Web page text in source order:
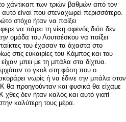
χάντικαπ των τριών βαθμών από τον
είναι που στεναχωρεί περισσότερο.
στόχο ήταν να παίξει
να πάρει τη νίκη αφενός διότι δεν
ομάδα του Λουτσέσκου να παίξει
του έχασαν τα άχαστα στο
στις ευκαιρίες του Κάμπος και του
μπει με τη μπάλα στα δίχτυα.
το γκολ στη φάση που ο
νωρίς ή να έδινε την μπάλα στον
προηγούνταν και φυσικά θα είχαμε
δεν ήταν καλός και αυτό γιατί
καλύτερη τους μέρα.